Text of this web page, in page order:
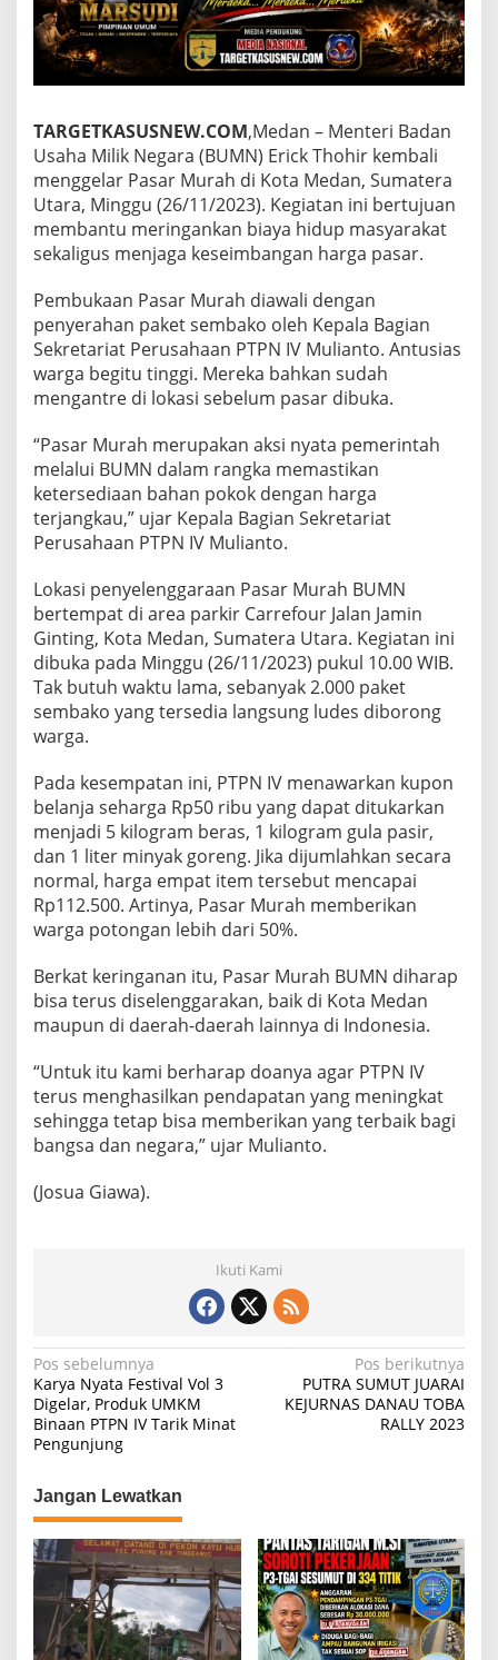
T
h
o
h
H
a
r
a
p
B
a
t
u
R
i
n
g
k
a
n
B
a
a
H
i
d
u
p
M
y
a
r
a
k
a
t
TARGETKASUSNEW.COM,Medan – Menteri Badan
Usaha Milik Negara (BUMN) Erick Thohir kembali
menggelar Pasar Murah di Kota Medan, Sumatera
Utara, Minggu (26/11/2023). Kegiatan ini bertujuan
membantu meringankan biaya hidup masyarakat
sekaligus menjaga keseimbangan harga pasar.
Pembukaan Pasar Murah diawali dengan
penyerahan paket sembako oleh Kepala Bagian
Sekretariat Perusahaan PTPN IV Mulianto. Antusias
warga begitu tinggi. Mereka bahkan sudah
mengantre di lokasi sebelum pasar dibuka.
“Pasar Murah merupakan aksi nyata pemerintah
melalui BUMN dalam rangka memastikan
ketersediaan bahan pokok dengan harga
terjangkau,” ujar Kepala Bagian Sekretariat
Perusahaan PTPN IV Mulianto.
Lokasi penyelenggaraan Pasar Murah BUMN
bertempat di area parkir Carrefour Jalan Jamin
Ginting, Kota Medan, Sumatera Utara. Kegiatan ini
dibuka pada Minggu (26/11/2023) pukul 10.00 WIB.
Tak butuh waktu lama, sebanyak 2.000 paket
sembako yang tersedia langsung ludes diborong
warga.
Pada kesempatan ini, PTPN IV menawarkan kupon
belanja seharga Rp50 ribu yang dapat ditukarkan
menjadi 5 kilogram beras, 1 kilogram gula pasir,
dan 1 liter minyak goreng. Jika dijumlahkan secara
normal, harga empat item tersebut mencapai
Rp112.500. Artinya, Pasar Murah memberikan
warga potongan lebih dari 50%.
Berkat keringanan itu, Pasar Murah BUMN diharap
bisa terus diselenggarakan, baik di Kota Medan
maupun di daerah-daerah lainnya di Indonesia.
“Untuk itu kami berharap doanya agar PTPN IV
terus menghasilkan pendapatan yang meningkat
sehingga tetap bisa memberikan yang terbaik bagi
bangsa dan negara,” ujar Mulianto.
(Josua Giawa).
Ikuti Kami
N
a
v
g
a
s
i
o
Pos sebelumnya
Karya Nyata Festival Vol 3
Digelar, Produk UMKM
Binaan PTPN IV Tarik Minat
Pengunjung
Pos berikutnya
PUTRA SUMUT JUARAI
KEJURNAS DANAU TOBA
RALLY 2023
Jangan Lewatkan